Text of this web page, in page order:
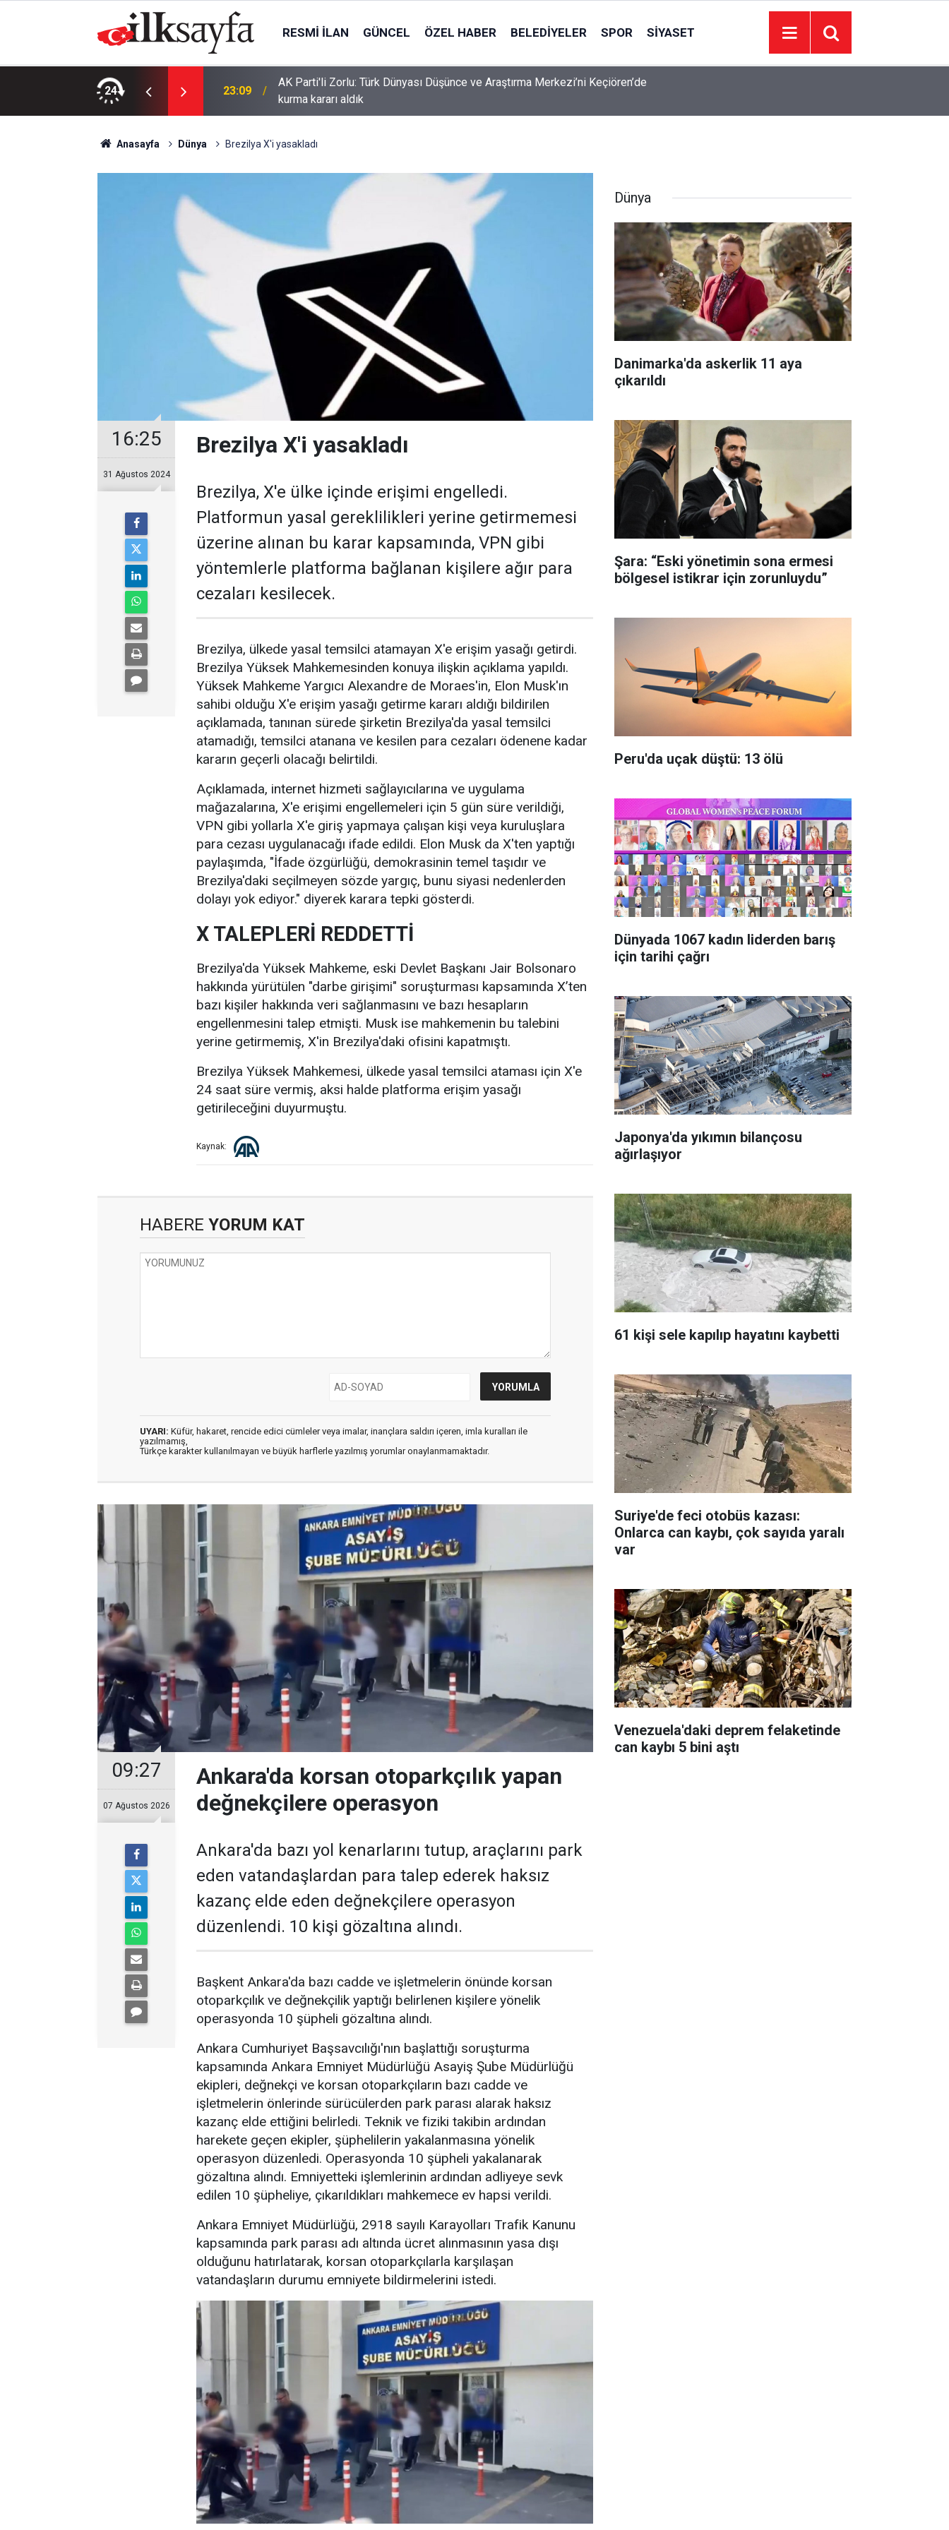
RESMI İLAN GÜNCEL ÖZEL HABER BELEDIYELER SPOR SIYASET
24
kavga: 4 yaralı 23:09
AK Parti'li Zorlu: Türk Dünyası Düşünce ve Araştırma Merkezi’ni Keçiören’de
kurma kararı aldık
Anasayfa Dünya Brezilya X'i yasakladı
16:25
31 Ağustos 2024
Brezilya X'i yasakladı
Brezilya, X'e ülke içinde erişimi engelledi.
Platformun yasal gereklilikleri yerine getirmemesi
üzerine alınan bu karar kapsamında, VPN gibi
yöntemlerle platforma bağlanan kişilere ağır para
cezaları kesilecek.
Brezilya, ülkede yasal temsilci atamayan X'e erişim yasağı getirdi.
Brezilya Yüksek Mahkemesinden konuya ilişkin açıklama yapıldı.
Yüksek Mahkeme Yargıcı Alexandre de Moraes'in, Elon Musk'ın
sahibi olduğu X'e erişim yasağı getirme kararı aldığı bildirilen
açıklamada, tanınan sürede şirketin Brezilya'da yasal temsilci
atamadığı, temsilci atanana ve kesilen para cezaları ödenene kadar
kararın geçerli olacağı belirtildi.
Açıklamada, internet hizmeti sağlayıcılarına ve uygulama
mağazalarına, X'e erişimi engellemeleri için 5 gün süre verildiği,
VPN gibi yollarla X'e giriş yapmaya çalışan kişi veya kuruluşlara
para cezası uygulanacağı ifade edildi. Elon Musk da X'ten yaptığı
paylaşımda, "İfade özgürlüğü, demokrasinin temel taşıdır ve
Brezilya'daki seçilmeyen sözde yargıç, bunu siyasi nedenlerden
dolayı yok ediyor." diyerek karara tepki gösterdi.
X TALEPLERİ REDDETTİ
Brezilya'da Yüksek Mahkeme, eski Devlet Başkanı Jair Bolsonaro
hakkında yürütülen "darbe girişimi" soruşturması kapsamında X’ten
bazı kişiler hakkında veri sağlanmasını ve bazı hesapların
engellenmesini talep etmişti. Musk ise mahkemenin bu talebini
yerine getirmemiş, X'in Brezilya'daki ofisini kapatmıştı.
Brezilya Yüksek Mahkemesi, ülkede yasal temsilci ataması için X'e
24 saat süre vermiş, aksi halde platforma erişim yasağı
getirileceğini duyurmuştu.
Kaynak:
HABERE YORUM KAT
UYARI: Küfür, hakaret, rencide edici cümleler veya imalar, inançlara saldırı içeren, imla kuralları ile
yazılmamış,
Türkçe karakter kullanılmayan ve büyük harflerle yazılmış yorumlar onaylanmamaktadır.
09:27
07 Ağustos 2026
Ankara'da korsan otoparkçılık yapan
değnekçilere operasyon
Ankara'da bazı yol kenarlarını tutup, araçlarını park
eden vatandaşlardan para talep ederek haksız
kazanç elde eden değnekçilere operasyon
düzenlendi. 10 kişi gözaltına alındı.
Başkent Ankara'da bazı cadde ve işletmelerin önünde korsan
otoparkçılık ve değnekçilik yaptığı belirlenen kişilere yönelik
operasyonda 10 şüpheli gözaltına alındı.
Ankara Cumhuriyet Başsavcılığı'nın başlattığı soruşturma
kapsamında Ankara Emniyet Müdürlüğü Asayiş Şube Müdürlüğü
ekipleri, değnekçi ve korsan otoparkçıların bazı cadde ve
işletmelerin önlerinde sürücülerden park parası alarak haksız
kazanç elde ettiğini belirledi. Teknik ve fiziki takibin ardından
harekete geçen ekipler, şüphelilerin yakalanmasına yönelik
operasyon düzenledi. Operasyonda 10 şüpheli yakalanarak
gözaltına alındı. Emniyetteki işlemlerinin ardından adliyeye sevk
edilen 10 şüpheliye, çıkarıldıkları mahkemece ev hapsi verildi.
Ankara Emniyet Müdürlüğü, 2918 sayılı Karayolları Trafik Kanunu
kapsamında park parası adı altında ücret alınmasının yasa dışı
olduğunu hatırlatarak, korsan otoparkçılarla karşılaşan
vatandaşların durumu emniyete bildirmelerini istedi.
Dünya
Danimarka'da askerlik 11 aya
çıkarıldı
Şara: “Eski yönetimin sona ermesi
bölgesel istikrar için zorunluydu”
Peru'da uçak düştü: 13 ölü
Dünyada 1067 kadın liderden barış
için tarihi çağrı
Japonya'da yıkımın bilançosu
ağırlaşıyor
61 kişi sele kapılıp hayatını kaybetti
Suriye'de feci otobüs kazası:
Onlarca can kaybı, çok sayıda yaralı
var
Venezuela'daki deprem felaketinde
can kaybı 5 bini aştı